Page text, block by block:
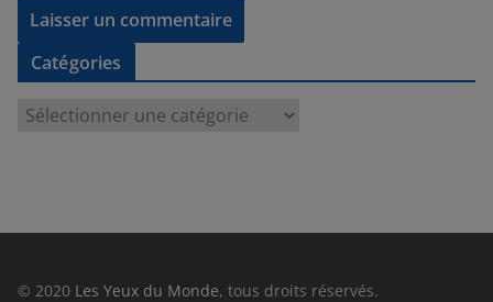
Catégories
© 2020 Les Yeux du Monde, tous droits réservés.